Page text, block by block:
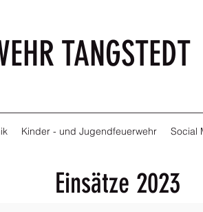
TANGSTEDT
Kinder - und Jugendfeuerwehr Social
Einsätze 2023